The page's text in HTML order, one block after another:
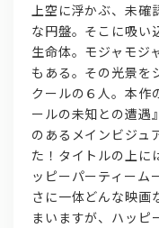
上空に浮かぶ、未確
な円盤。そこに吸い
生命体。モジャモジ
もある。その光景を
クールの６人。本作
ールの未知との遭遇
のあるメインビジュ
た！タイトルの上に
ッピーパーティーム
さに一体どんな映画
まいますが、ハッピ